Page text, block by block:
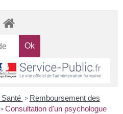
> Remboursement des
> Consultation d'un psychologue